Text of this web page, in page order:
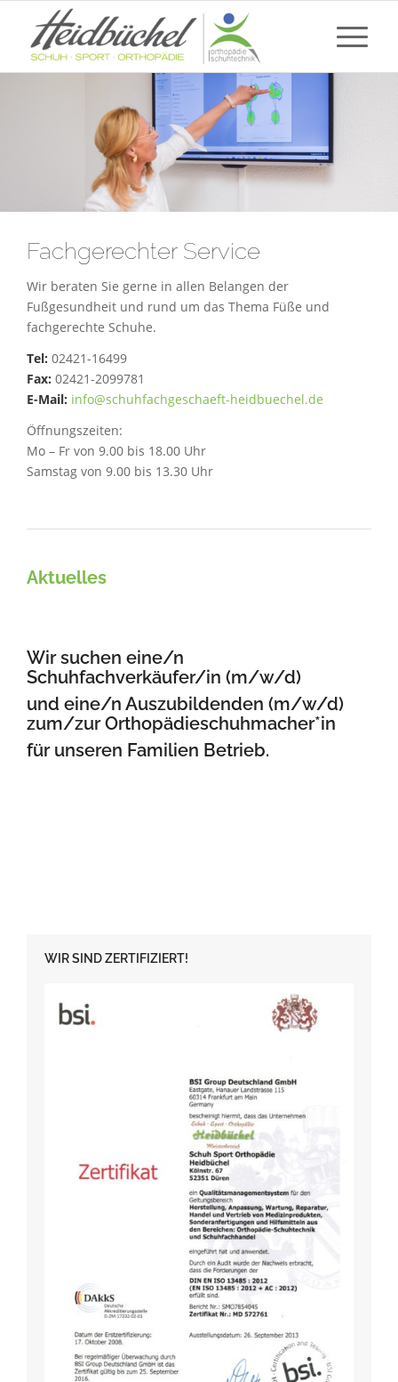
Fachgerechter Service
Wir beraten Sie gerne in allen Belangen der
Fußgesundheit und rund um das Thema Füße und
fachgerechte Schuhe.
Tel: 02421-16499
Fax: 02421-2099781
E-Mail: info@schuhfachgeschaeft-heidbuechel.de
Öffnungszeiten:
Mo – Fr von 9.00 bis 18.00 Uhr
Samstag von 9.00 bis 13.30 Uhr
Aktuelles
Wir suchen eine/n
Schuhfachverkäufer/in (m/w/d)
und eine/n Auszubildenden (m/w/d)
zum/zur Orthopädieschuhmacher*in
für unseren Familien Betrieb.
WIR SIND ZERTIFIZIERT!